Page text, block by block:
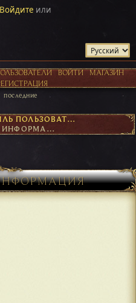
Войдите или
ВОЙТИ
МАГАЗИН
последние
ПРОФИЛЬ ПОЛЬЗОВАТЕЛЯ ИЗОЛЬДА
ОСНОВНАЯ ИНФОРМАЦИЯ